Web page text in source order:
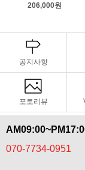
206,000원
공지사항
포토리뷰
070-7734-0951